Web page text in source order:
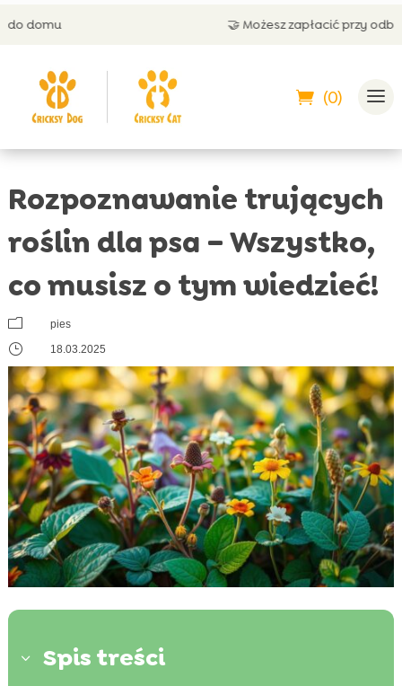
🤝 Możesz zapłacić przy odbiorze
(0)
Rozpoznawanie trujących
roślin dla psa – Wszystko,
co musisz o tym wiedzieć!
m pies
} 18.03.2025
3 Spis treści